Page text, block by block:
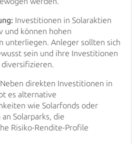
Investitionen in Solaraktien
und können hohen
unterliegen. Anleger sollten sich
sein und ihre Investitionen
Neben direkten Investitionen in
es alternative
wie Solarfonds oder
Solarparks, die
Risiko-Rendite-Profile